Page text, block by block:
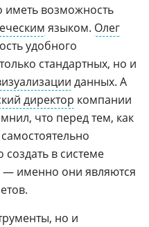
иметь возможность
языком. Олег
удобного
стандартных, но и
данных. А
директор компании
что перед тем, как
в системе
именно они являются
но и